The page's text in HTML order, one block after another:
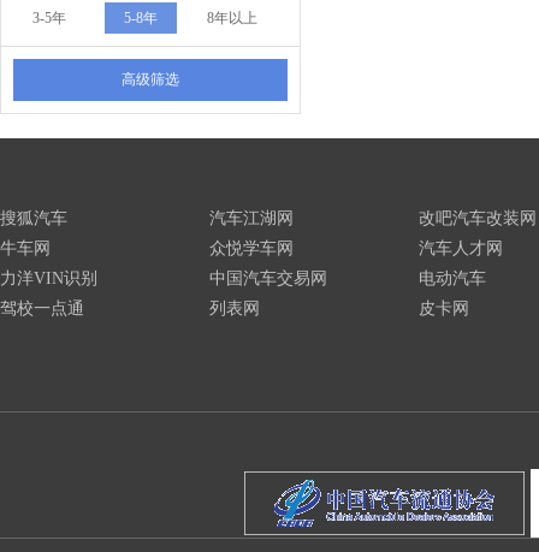
3-5年 5-8年 8年以上
高级筛选
搜狐汽车
牛车网
力洋VIN识别
驾校一点通
汽车江湖网
众悦学车网
中国汽车交易网
列表网
改吧汽车改装网
汽车人才网
电动汽车
皮卡网